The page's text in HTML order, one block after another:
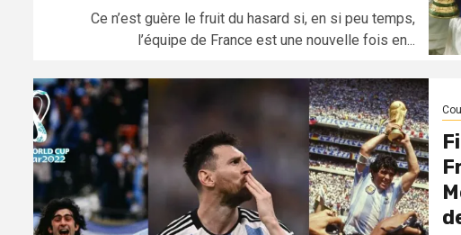
Ce n’est guère le fruit du hasard si, en si peu temps,
l’équipe de France est une nouvelle fois en...